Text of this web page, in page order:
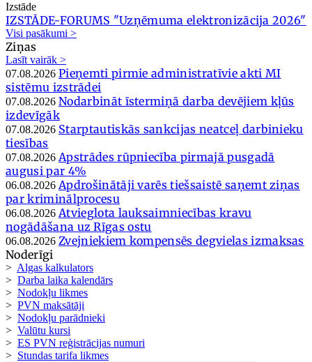
Izstāde
IZSTĀDE-FORUMS "Uzņēmuma elektronizācija 2026"
Visi pasākumi >
Ziņas
Lasīt vairāk >
07.08.2026 Pieņemti pirmie administratīvie akti MI
sistēmu izstrādei
07.08.2026 Nodarbināt īstermiņā darba devējiem kļūs
izdevīgāk
07.08.2026 Starptautiskās sankcijas neatceļ darbinieku
tiesības
07.08.2026 Apstrādes rūpniecība pirmajā pusgadā
augusi par 4%
06.08.2026 Apdrošinātāji varēs tiešsaistē saņemt ziņas
par kriminālprocesu
06.08.2026 Atvieglota lauksaimniecības kravu
nogādāšana uz Rīgas ostu
06.08.2026 Zvejniekiem kompensēs degvielas izmaksas
Noderīgi
> Algas kalkulators
> Darba laika kalendārs
> Nodokļu likmes
> PVN maksātāji
> Nodokļu parādnieki
> Valūtu kursi
> ES PVN reģistrācijas numuri
> Stundas tarifa likmes